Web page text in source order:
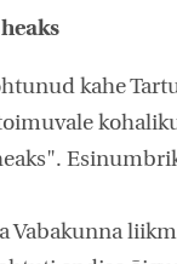
kahe